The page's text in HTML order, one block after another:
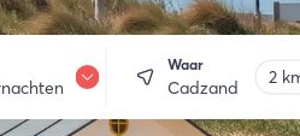
Waar
Cadzand